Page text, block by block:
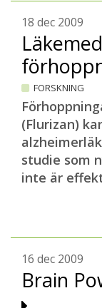
18 dec 2009
FORSKNING
(Flurizan)
studie som
inte är
16 dec 2009
Brain